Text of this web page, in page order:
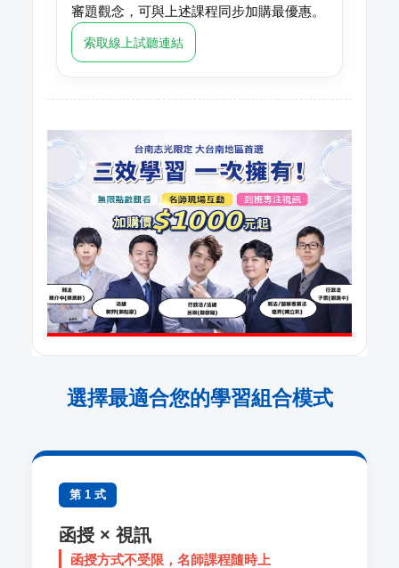
審題觀念，可與上述課程同步加購最優惠。
索取線上試聽連結
選擇最適合您的學習組合模式
第 1 式
函授 × 視訊
函授方式不受限，名師課程隨時上